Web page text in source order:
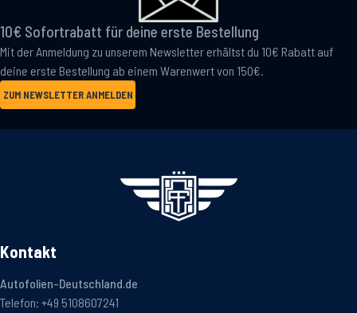
10€ Sofortrabatt für deine erste Bestellung
Mit der Anmeldung zu unserem Newsletter erhältst du 10€ Rabatt auf
deine erste Bestellung ab einem Warenwert von 150€.
ZUM NEWSLETTER ANMELDEN
Kontakt
Autofolien-Deutschland.de
Telefon: +49 5108607241